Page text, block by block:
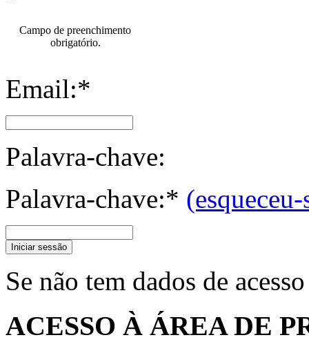
Campo de preenchimento
obrigatório.
Email:*
Palavra-chave:
Palavra-chave:* (esqueceu-
Iniciar sessão
Se não tem dados de
ACESSO À ÁREA DE